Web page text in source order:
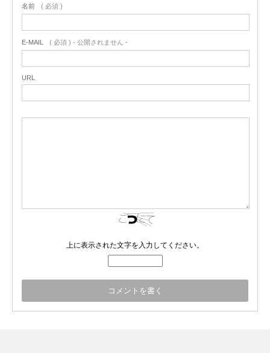
名前 ( 必須 )
E-MAIL ( 必須 ) - 公開されません -
URL
上に表示された文字を入力してください。